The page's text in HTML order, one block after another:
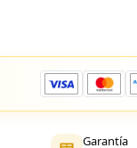
Garantía